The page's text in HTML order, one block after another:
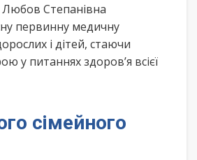
Любов Степанівна
первинну медичну
і дітей, стаючи
у питаннях здоров’я всієї
сімейного